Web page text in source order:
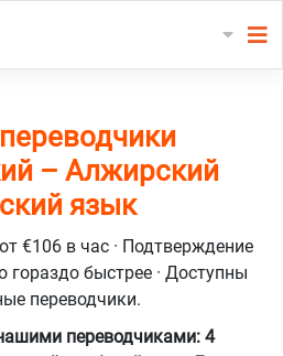
– Алжирский
язык
€106 в час · Подтверждение
гораздо быстрее · Доступны
переводчики.
переводчиками: 4